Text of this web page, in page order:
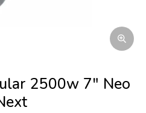
2500w 7" Neo